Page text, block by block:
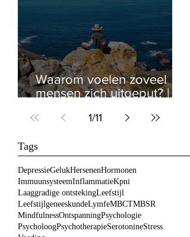
Waarom voelen zoveel
mensen zich uitgeput? |
en het zenuwstelsel
1/11
Tags
DepressieGelukHersenenHormonen
ImmuunsysteemInflammatieKpni
Laaggradige ontstekingLeefstijl
LeefstijlgeneeskundeLymfeMBCTMBSR
MindfulnessOntspanningPsychologie
PsycholoogPsychotherapieSerotonineStress